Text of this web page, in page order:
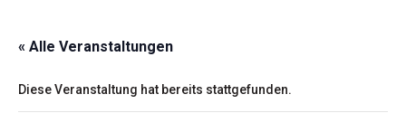
« Alle Veranstaltungen
Diese Veranstaltung hat bereits stattgefunden.